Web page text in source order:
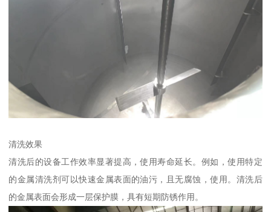
清洗效果
清洗后的设备工作效率显著提高，使用寿命延长。例如，使用特定
的金属清洗剂可以快速金属表面的油污，且无腐蚀，使用。清洗后
的金属表面会形成一层保护膜，具有短期防锈作用。